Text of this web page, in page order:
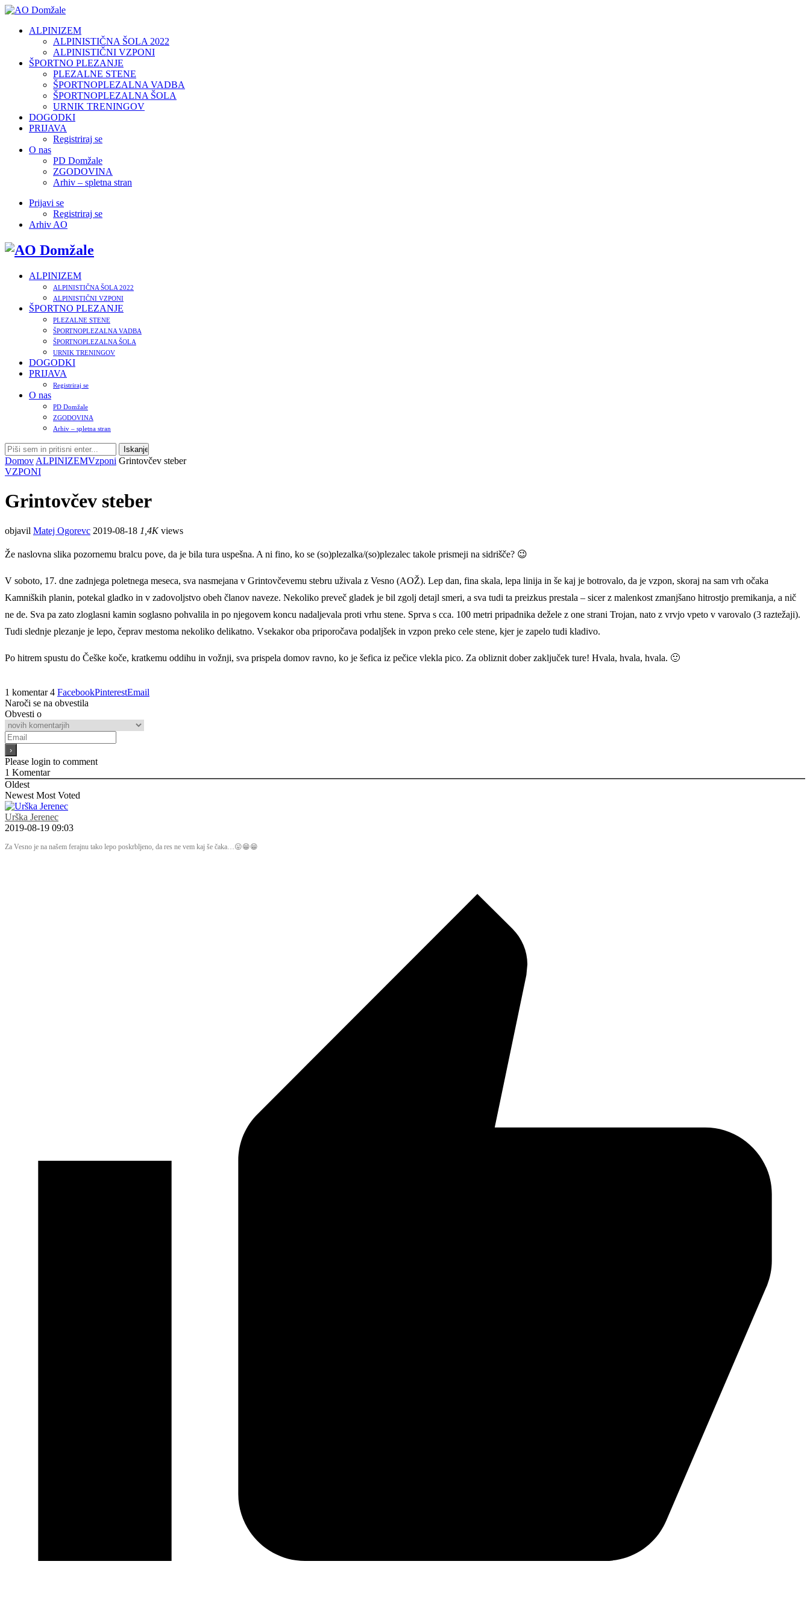
ALPINIZEM
ALPINISTIČNA ŠOLA 2022
ALPINISTIČNI VZPONI
ŠPORTNO PLEZANJE
PLEZALNE STENE
ŠPORTNOPLEZALNA VADBA
ŠPORTNOPLEZALNA ŠOLA
URNIK TRENINGOV
DOGODKI
PRIJAVA
Registriraj se
O nas
PD Domžale
ZGODOVINA
Arhiv – spletna stran
Prijavi se
Registriraj se
Arhiv AO
ALPINIZEM
ALPINISTIČNA ŠOLA 2022
ALPINISTIČNI VZPONI
ŠPORTNO PLEZANJE
PLEZALNE STENE
ŠPORTNOPLEZALNA VADBA
ŠPORTNOPLEZALNA ŠOLA
URNIK TRENINGOV
DOGODKI
PRIJAVA
Registriraj se
O nas
PD Domžale
ZGODOVINA
Arhiv – spletna stran
Domov ALPINIZEMVzponi Grintovčev steber
VZPONI
Grintovčev steber
objavil Matej Ogorevc 2019-08-18 1,4Kviews
Že naslovna slika pozornemu bralcu pove, da je bila tura uspešna. A ni fino, ko se (so)plezalka/(so)plezalec takole prismeji na sidrišče? 😉
V soboto, 17. dne zadnjega poletnega meseca, sva nasmejana v Grintovčevemu stebru uživala z Vesno (AOŽ). Lep dan, fina skala, lepa linija in še kaj je botrovalo, da je vzpon, skoraj na sam vrh očaka
Kamniških planin, potekal gladko in v zadovoljstvo obeh članov naveze. Nekoliko preveč gladek je bil zgolj detajl smeri, a sva tudi ta preizkus prestala – sicer z malenkost zmanjšano hitrostjo premikanja, a nič
ne de. Sva pa zato zloglasni kamin soglasno pohvalila in po njegovem koncu nadaljevala proti vrhu stene. Sprva s cca. 100 metri pripadnika dežele z one strani Trojan, nato z vrvjo vpeto v varovalo (3 raztežaji).
Tudi slednje plezanje je lepo, čeprav mestoma nekoliko delikatno. Vsekakor oba priporočava podaljšek in vzpon preko cele stene, kjer je zapelo tudi kladivo.
Po hitrem spustu do Češke koče, kratkemu oddihu in vožnji, sva prispela domov ravno, ko je šefica iz pečice vlekla pico. Za obliznit dober zaključek ture! Hvala, hvala, hvala. 🙂
1 komentar 4 FacebookPinterestEmail
Naroči se na obvestila
Obvesti o
Please login to comment
1 Komentar
Oldest
Newest Most Voted
Urška Jerenec
2019-08-19 09:03
Za Vesno je na našem ferajnu tako lepo poskrbljeno, da res ne vem kaj še čaka…😛😁😁